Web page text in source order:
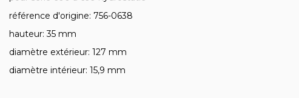
référence d'origine: 756-0638
hauteur: 35 mm
diamètre extérieur: 127 mm
diamètre intérieur: 15,9 mm